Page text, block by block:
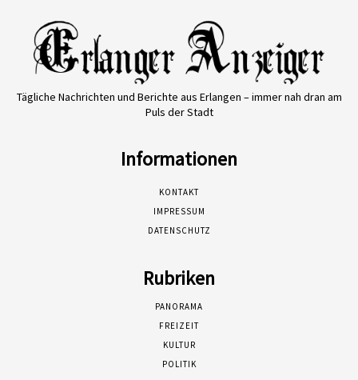
Tägliche Nachrichten und Berichte aus Erlangen – immer nah dran am
Puls der Stadt
Informationen
KONTAKT
IMPRESSUM
DATENSCHUTZ
Rubriken
PANORAMA
FREIZEIT
KULTUR
POLITIK